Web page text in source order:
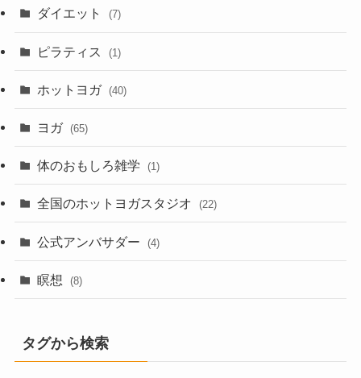
ダイエット (7)
ピラティス (1)
ホットヨガ (40)
ヨガ (65)
体のおもしろ雑学 (1)
全国のホットヨガスタジオ (22)
公式アンバサダー (4)
瞑想 (8)
タグから検索